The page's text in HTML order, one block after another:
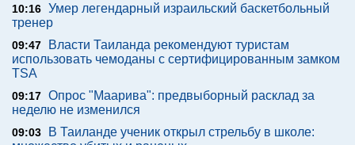
10:16 Умер легендарный израильский баскетбольный
тренер
09:47
Власти Таиланда рекомендуют туристам
использовать чемоданы с сертифицированным замком
TSA
09:17 Опрос "Mаарива": предвыборный расклад за
неделю не изменился
09:03
В Таиланде ученик открыл стрельбу в школе: